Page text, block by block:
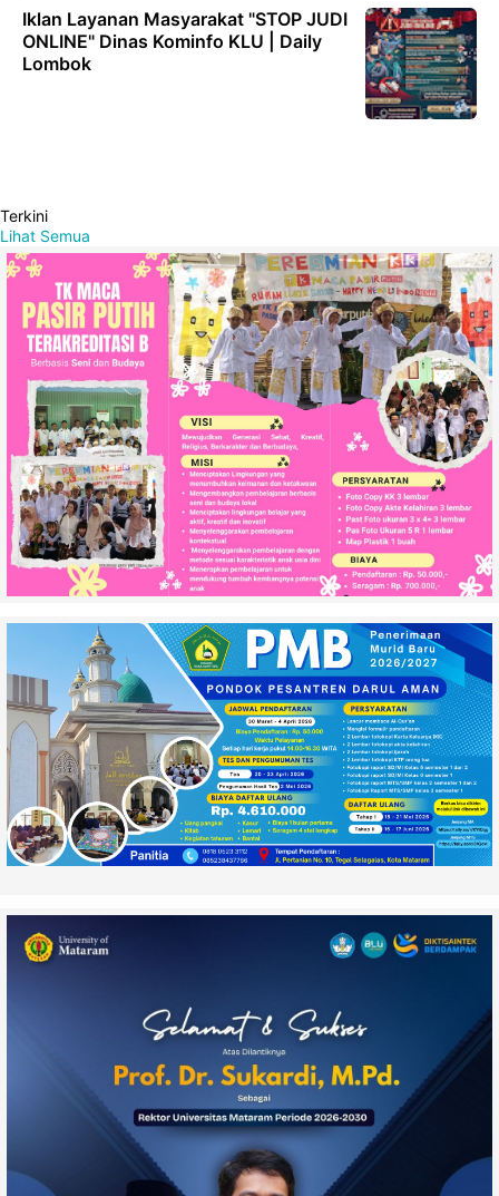
Iklan Layanan Masyarakat "STOP JUDI
ONLINE" Dinas Kominfo KLU | Daily
Lombok
Terkini
Lihat Semua